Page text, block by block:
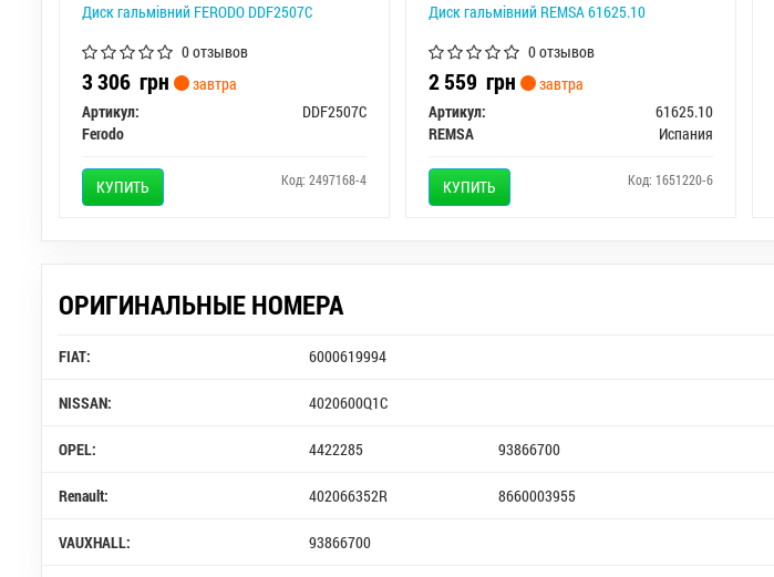
Диск гальмівний FERODO DDF2507C
0 отзывов
3 306 грн
завтра
Артикул:
DDF2507C
Ferodo
КУПИТЬ Код: 2497168-4
Диск гальмівний REMSA 61625.10
0 отзывов
2 559 грн
завтра
Артикул:
61625.10
REMSA
Испания
КУПИТЬ Код: 1651220-6
ОРИГИНАЛЬНЫЕ НОМЕРА
FIAT: 6000619994
NISSAN: 4020600Q1C
OPEL: 4422285 93866700
Renault: 402066352R 8660003955
VAUXHALL: 93866700